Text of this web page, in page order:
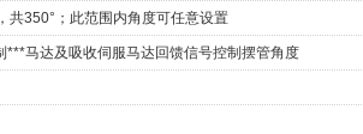
共350°；此范围内角度可任意设置
马达及吸收伺服马达回馈信号控制摆管角度